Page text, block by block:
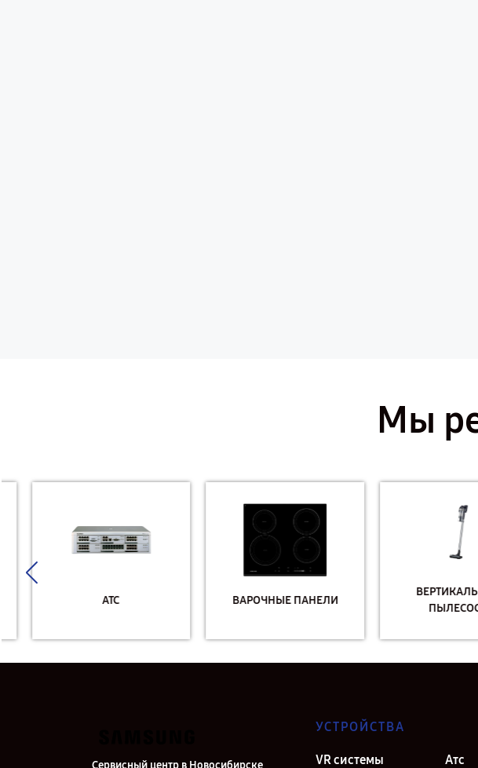
Мы
ВАРОЧНЫЕ ПАНЕЛИ
ПЫЛЕСОСЫ
Сервисный центр в Новосибирске
УСТРОЙСТВА
VR системы Атс